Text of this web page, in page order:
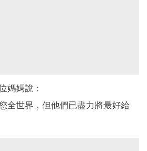
媽媽說：
全世界，但他們已盡力將最好給